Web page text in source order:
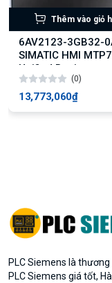
Thêm vào giỏ
6AV2123-3GB32-
SIMATIC HMI
Unified Basic
(0)
13,773,060₫
PLC Siemens là
PLC Siemens giá tốt,